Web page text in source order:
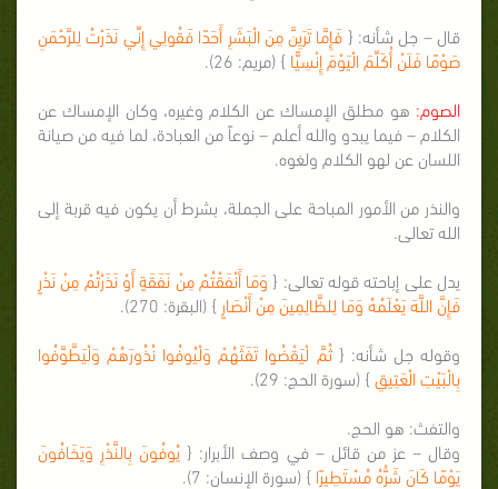
قال – جل شأنه: { فَإِمَّا تَرَيِنَّ مِنَ الْبَشَرِ أَحَدًا فَقُولِي إِنِّي نَذَرْتُ لِلرَّحْمَنِ
صَوْمًا فَلَنْ أُكَلِّمَ الْيَوْمَ إِنْسِيًّا } (مريم: 26).
الصوم: هو مطلق الإمساك عن الكلام وغيره، وكان الإمساك عن
الكلام – فيما يبدو والله أعلم – نوعاً من العبادة، لما فيه من صيانة
اللسان عن لهو الكلام ولغوه.
والنذر من الأمور المباحة على الجملة، بشرط أن يكون فيه قربة إلى
الله تعالى.
يدل على إباحته قوله تعالى: { وَمَا أَنْفَقْتُمْ مِنْ نَفَقَةٍ أَوْ نَذَرْتُمْ مِنْ نَذْرٍ
فَإِنَّ اللَّهَ يَعْلَمُهُ وَمَا لِلظَّالِمِينَ مِنْ أَنْصَارٍ } (البقرة: 270).
وقوله جل شأنه: { ثُمَّ لْيَقْضُوا تَفَثَهُمْ وَلْيُوفُوا نُذُورَهُمْ وَلْيَطَّوَّفُوا
بِالْبَيْتِ الْعَتِيقِ} (سورة الحج: 29).
والتفث: هو الحج.
وقال – عز من قائل – في وصف الأبرار: {يُوفُونَ بِالنَّذْرِ وَيَخَافُونَ
يَوْمًا كَانَ شَرُّهُ مُسْتَطِيرًا } (سورة الإنسان: 7).